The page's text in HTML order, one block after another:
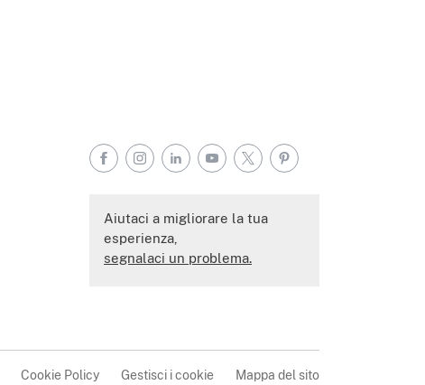
FacebookInstagramLinkedInYouTube
X Pinterest
Aiutaci a migliorare la tua
esperienza,
segnalaci un problema.
Cookie Policy Gestisci i cookie Mappa del sito